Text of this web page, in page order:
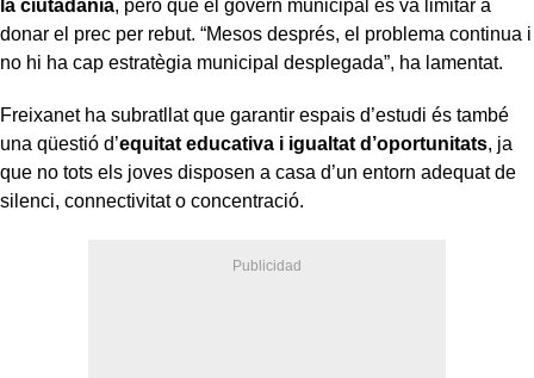
la ciutadania, però que el govern municipal es va limitar a
donar el prec per rebut. “Mesos després, el problema continua i
no hi ha cap estratègia municipal desplegada”, ha lamentat.
Freixanet ha subratllat que garantir espais d’estudi és també
una qüestió d’equitat educativa i igualtat d’oportunitats, ja
que no tots els joves disposen a casa d’un entorn adequat de
silenci, connectivitat o concentració.